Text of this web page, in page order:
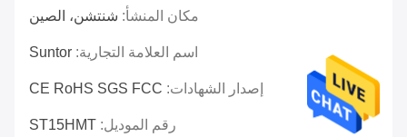
مكان المنشأ: شنتشن، الصين
اسم العلامة التجارية: Suntor
إصدار الشهادات: CE RoHS SGS FCC
رقم الموديل: ST15HMT